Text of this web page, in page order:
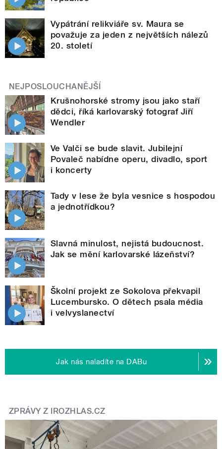
Vypátrání relikviáře sv. Maura se
považuje za jeden z největších nálezů
20. století
NEJPOSLOUCHANĚJŠÍ
Krušnohorské stromy jsou jako staří
dědci, říká karlovarský fotograf Jiří
Wendler
Ve Valči se bude slavit. Jubilejní
Povaleč nabídne operu, divadlo, sport
i koncerty
Tady v lese že byla vesnice s hospodou
a jednotřídkou?
Slavná minulost, nejistá budoucnost.
Jak se mění karlovarské lázeňství?
Školní projekt ze Sokolova překvapil
Lucembursko. O dětech psala média
i velvyslanectví
Jak nás naladíte na DABu
ZPRÁVY Z IROZHLAS.CZ